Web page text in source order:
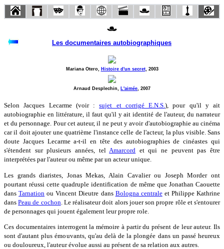
Les documentaires autobiographiques
Mariana Otero, Histoire d'un secret, 2003
Arnaud Desplechin, L'aimée, 2007
Selon Jacques Lecarme (voir :sujet et corrigé E.N.S.), pour qu'il y ait
autobiographie en littérature, il faut qu'il y ait identité de l'auteur, du narrateur
et du personnage. Pour cet auteur, il ne peut y avoir d'autobiographie au cinéma
car il doit ajouter une quatrième l'instance celle de l'acteur, la plus visible. Sans
doute Jacques Lecarme a-t-il en tête des autobiographies de cinéastes qui
s'étendent sur plusieurs années, telAmarcord et qui ne peuvent pas être
interprétées par l'auteur ou même par un acteur unique.
Les grands diaristes, Jonas Mekas, Alain Cavalier ou Joseph Morder ont
pourtant réussi cette quadruple identification de même que Jonathan Caouette
dansTarnation ou Vincent Dieutre dans Bologna centraleet Philippe Kathrine
dansPeau de cochon . Le réalisateur doit alors jouer son propre rôle et s'entourer
de personnages qui jouent également leur propre role.
Ces documentaires interrogent la mémoire à partir du présent de leur auteur. Ils
sont d'autant plus émouvants, qu'au delà de la plongée dans un passé heureux
ou douloureux, l'auteur évolue aussi au présent de sa relation aux autres.